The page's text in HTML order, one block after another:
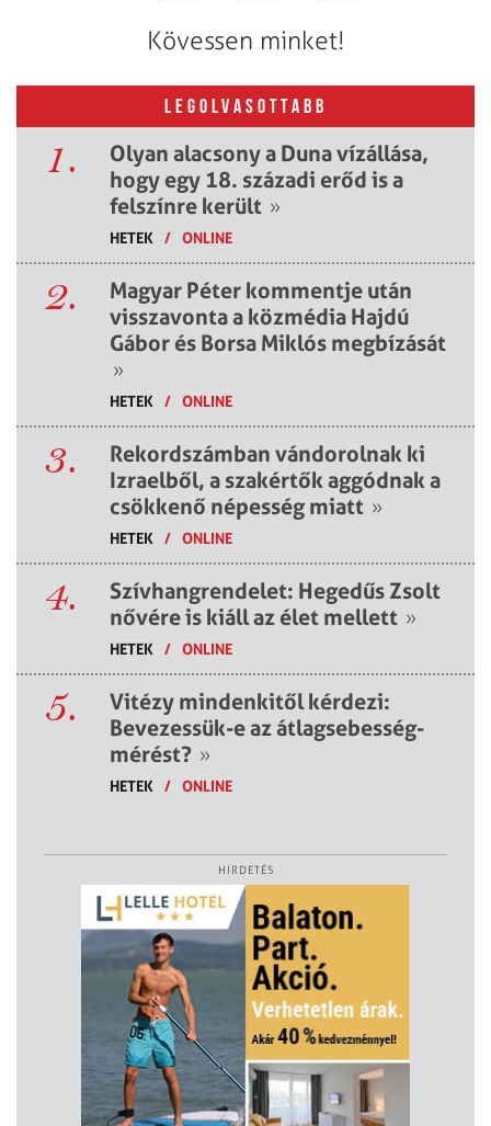
Kövessen minket!
LEGOLVASOTTABB
1.
Olyan alacsony a Duna vízállása,
hogy egy 18. századi erőd is a
felszínre került »
HETEK / ONLINE
2.
Magyar Péter kommentje után
visszavonta a közmédia Hajdú
Gábor és Borsa Miklós megbízását
»
HETEK / ONLINE
3.
Rekordszámban vándorolnak ki
Izraelből, a szakértők aggódnak a
csökkenő népesség miatt »
HETEK / ONLINE
4.
Szívhangrendelet: Hegedűs Zsolt
nővére is kiáll az élet mellett »
HETEK / ONLINE
5.
Vitézy mindenkitől kérdezi:
Bevezessük-e az átlagsebesség-
mérést? »
HETEK / ONLINE
HIRDETÉS